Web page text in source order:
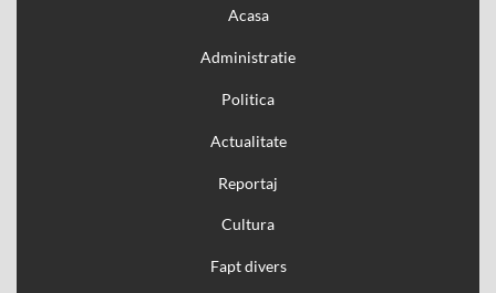
Acasa
Administratie
Politica
Actualitate
Reportaj
Cultura
Fapt divers